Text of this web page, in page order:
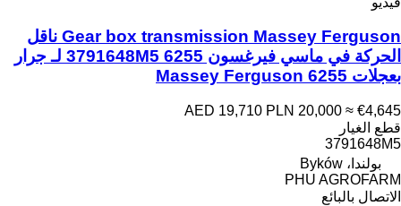
Gear box transmission Massey Ferguson ناقل
الحركة في ماسي فيرغسون 6255 3791648M5 لـ جرار
بعجلات Massey Ferguson 6255
AED 19,710 PLN 20,000 ≈ €4,645
قطع الغيار
3791648M5
بولندا، Byków
PHU AGROFARM
الاتصال بالبائع